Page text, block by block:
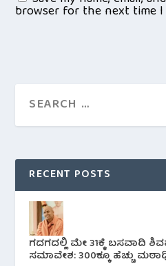
browser for the next time I
RECENT POSTS
ಗದಗದಲ್ಲಿ ಮೇ 31ಕ್ಕೆ ಬಸವಾದಿ
ಸಮಾವೇಶ: 300ಕ್ಕೂ ಹೆಚ್ಚು